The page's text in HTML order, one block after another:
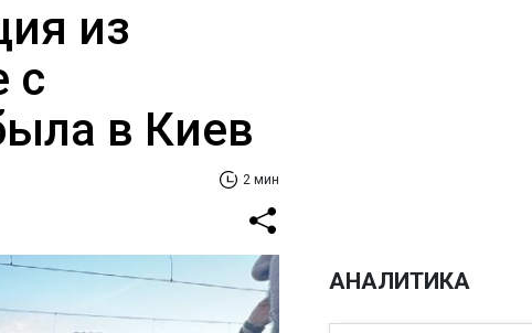
из
с
в Киев
2 мин
АНАЛИТИКА